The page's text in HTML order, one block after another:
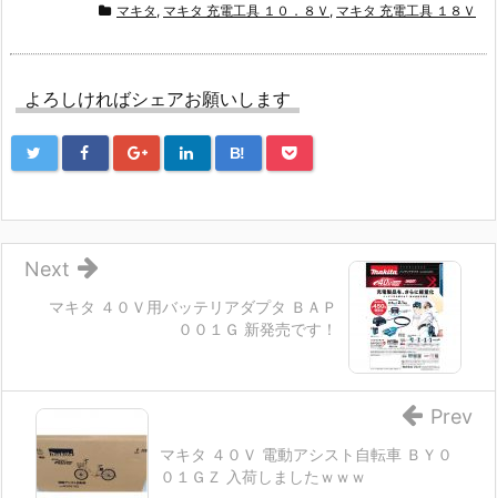
マキタ , マキタ 充電工具 １０．８Ｖ , マキタ 充電工具 １８Ｖ
よろしければシェアお願いします
B!
マキタ ４０Ｖ用バッテリアダプタ ＢＡＰ
００１Ｇ 新発売です！
Next
マキタ ４０Ｖ 電動アシスト自転車 ＢＹ０
０１ＧＺ 入荷しましたｗｗｗ
Prev